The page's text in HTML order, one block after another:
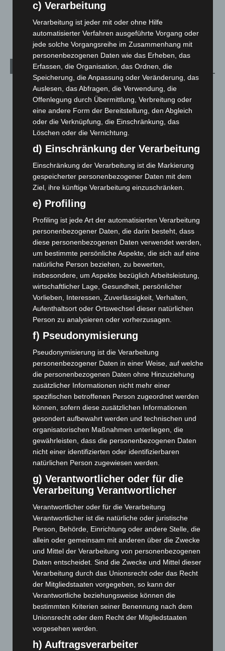
Veranstaltungen
Archiv
August 2026(12)
Juli 2026(73)
Juni 2026 (139)
Mai 2026(99)
April 2026(99)
März 2026(115)
Februar 2026(109)
Januar 2026
Dezember 2025(103)
November 2025(114)
Oktober 2025(112)
September 2025(93)
August 2025(90)
Juli 2025(90)
Juni 2025(103)
Mai 2025(112)
April 2025
März 2025
(96)
Januar 2025(88)
Dezember 2024(89)
November 2024(94)
Oktober 2024(93)
September 2024(112)
August 2024(107)
Juli 2024(89)
Juni 2024(107)
Mai 2024(149)
April 2024(102)
März 2024
(103)
Februar 2024(103)
Januar 2024(111)
Dezember 2023(130)
November 2023(130)
Oktober 2023(114)
September 2023 (133)
August 2023(134)
Juli 2023 (118)
c) Verarbeitung
Verarbeitung ist jeder mit oder ohne Hilfe
automatisierter Verfahren ausgeführte Vorgang oder
jede solche Vorgangsreihe im Zusammenhang mit
personenbezogenen Daten wie das Erheben, das
Erfassen, die Organisation, das Ordnen, die
Speicherung, die Anpassung oder Veränderung, das
Auslesen, das Abfragen, die Verwendung, die
Offenlegung durch Übermittlung, Verbreitung oder
eine andere Form der Bereitstellung, den Abgleich
oder die Verknüpfung, die Einschränkung, das
Löschen oder die Vernichtung.
d) Einschränkung der Verarbeitung
Einschränkung der Verarbeitung ist die Markierung
gespeicherter personenbezogener Daten mit dem
Ziel, ihre künftige Verarbeitung einzuschränken.
e) Profiling
Profiling ist jede Art der automatisierten Verarbeitung
personenbezogener Daten, die darin besteht, dass
diese personenbezogenen Daten verwendet werden,
um bestimmte persönliche Aspekte, die sich auf eine
natürliche Person beziehen, zu bewerten,
insbesondere, um Aspekte bezüglich Arbeitsleistung,
wirtschaftlicher Lage, Gesundheit, persönlicher
Vorlieben, Interessen, Zuverlässigkeit, Verhalten,
Aufenthaltsort oder Ortswechsel dieser natürlichen
Person zu analysieren oder vorherzusagen.
f) Pseudonymisierung
Pseudonymisierung ist die Verarbeitung
personenbezogener Daten in einer Weise, auf welche
die personenbezogenen Daten ohne Hinzuziehung
zusätzlicher Informationen nicht mehr einer
spezifischen betroffenen Person zugeordnet werden
können, sofern diese zusätzlichen Informationen
gesondert aufbewahrt werden und technischen und
organisatorischen Maßnahmen unterliegen, die
gewährleisten, dass die personenbezogenen Daten
nicht einer identifizierten oder identifizierbaren
natürlichen Person zugewiesen werden.
g) Verantwortlicher oder für die
Verarbeitung Verantwortlicher
Verantwortlicher oder für die Verarbeitung
Verantwortlicher ist die natürliche oder juristische
Person, Behörde, Einrichtung oder andere Stelle, die
allein oder gemeinsam mit anderen über die Zwecke
und Mittel der Verarbeitung von personenbezogenen
Daten entscheidet. Sind die Zwecke und Mittel dieser
Verarbeitung durch das Unionsrecht oder das Recht
der Mitgliedstaaten vorgegeben, so kann der
Verantwortliche beziehungsweise können die
bestimmten Kriterien seiner Benennung nach dem
Unionsrecht oder dem Recht der Mitgliedstaaten
vorgesehen werden.
h) Auftragsverarbeiter